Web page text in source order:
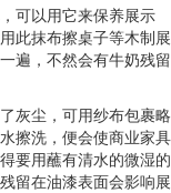
可以用它来保养展示
此抹布擦桌子等木制展
遍，不然会有牛奶残留
灰尘，可用纱布包裹略
擦洗，便会使商业家具
要用蘸有清水的微湿的
留在油漆表面会影响展